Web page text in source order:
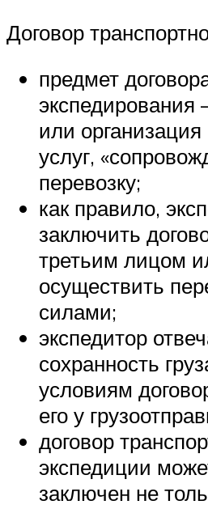
Договор
предмет
экспедирования
или
услуг,
перевозку;
как правило,
заключить
третьим лицом
осуществить
силами;
экспедитор
сохранность
условиям
его у
договор
экспедиции
заключен не